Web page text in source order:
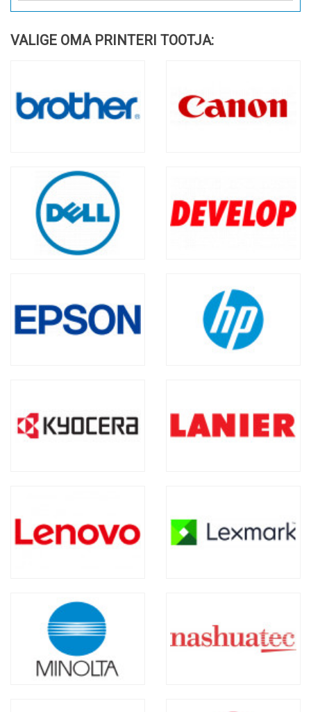
VALIGE OMA PRINTERI TOOTJA: